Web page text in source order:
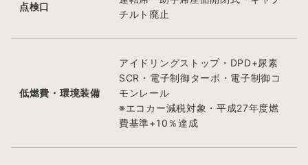
点検口
チルト廃止
低燃費・環境装備
アイドリングストップ・DPD+尿素
SCR・電子制御ターボ・電子制御コ
モンレール
※エコカー減税対象・平成27年度燃
費基準+10％達成